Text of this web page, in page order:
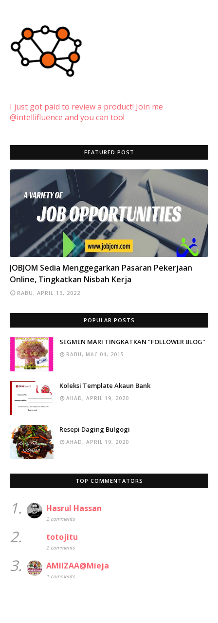
I just got paid to review a product! Join me
@intellifluence and you can too!
FEATURED POST
INFO
JOBJOM Sedia Menggegarkan Pasaran Pekerjaan
Online, Tingkatkan Nisbah Kerja
RABU, APRIL 13, 2022
POPULAR POSTS
SEGMEN MARI TINGKATKAN "FOLLOWER BLOG"
RABU, MAC 04, 2015
Koleksi Template Akaun Bank
AHAD, APRIL 19, 2020
Resepi Daging Bulgogi
AHAD, APRIL 19, 2020
TOP COMMENTATORS
1. Hasrul Hassan
2 comments
2. totojitu
2 comments
3. AMIIZAA@Mieja
1 comments